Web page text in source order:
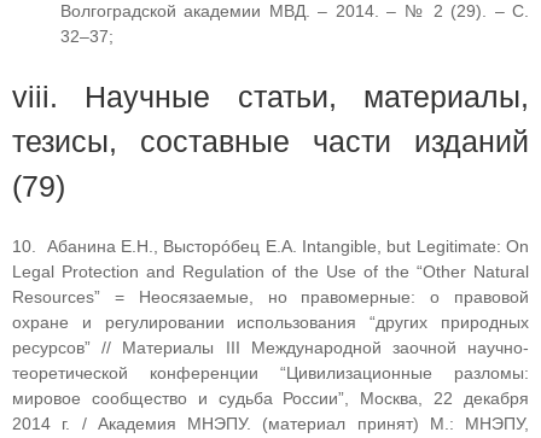
Волгоградской академии МВД. – 2014. – № 2 (29). – С.
32–37;
viii. Научные статьи, материалы,
тезисы, составные части изданий
(79)
10. Абанина Е.Н., Высторóбец Е.А. Intangible, but Legitimate: On
Legal Protection and Regulation of the Use of the “Other Natural
Resources” = Неосязаемые, но правомерные: о правовой
охране и регулировании использования “других природных
ресурсов” // Материалы III Международной заочной научно-
теоретической конференции “Цивилизационные разломы:
мировое сообщество и судьба России”, Москва, 22 декабря
2014 г. / Академия МНЭПУ. (материал принят) М.: МНЭПУ,